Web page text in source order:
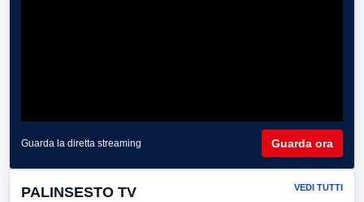
Guarda la diretta streaming Guarda ora
PALINSESTO TV VEDI TUTTI